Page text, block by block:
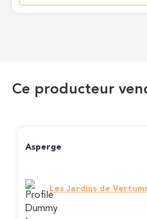
Ce producteur
Asperge
Les Jardins de